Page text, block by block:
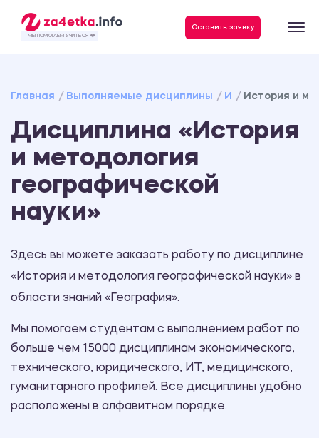
- МЫ ПОМОГАЕМ УЧИТЬСЯ ❤️
Оставить заявку
Главная Выполняемые дисциплины И История и
Дисциплина «История
и методология
географической
науки»
Здесь вы можете заказать работу по дисциплине
«История и методология географической науки» в
области знаний «География».
Мы помогаем студентам с выполнением работ по
больше чем 15000 дисциплинам экономического,
технического, юридического, ИТ, медицинского,
гуманитарного профилей. Все дисциплины удобно
расположены в алфавитном порядке.